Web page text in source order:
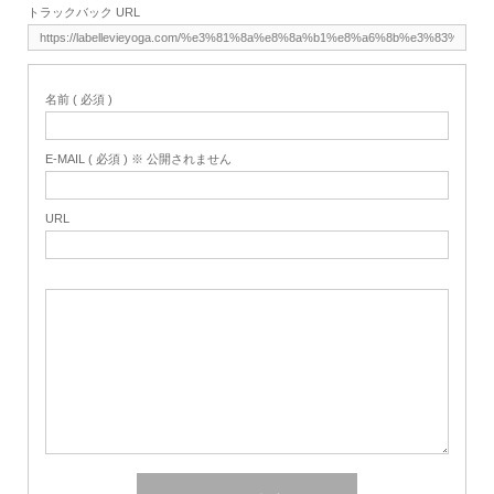
トラックバック URL
名前 ( 必須 )
E-MAIL ( 必須 ) ※ 公開されません
URL